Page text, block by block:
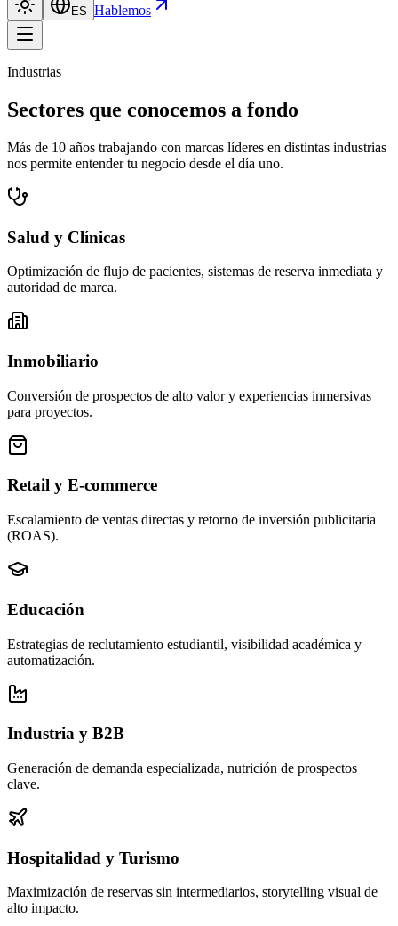
ES Hablemos
Industrias
Sectores que conocemos a fondo
Más de 10 años trabajando con marcas líderes en distintas industrias
nos permite entender tu negocio desde el día uno.
Salud y Clínicas
Optimización de flujo de pacientes, sistemas de reserva inmediata y
autoridad de marca.
Inmobiliario
Conversión de prospectos de alto valor y experiencias inmersivas
para proyectos.
Retail y E-commerce
Escalamiento de ventas directas y retorno de inversión publicitaria
(ROAS).
Educación
Estrategias de reclutamiento estudiantil, visibilidad académica y
automatización.
Industria y B2B
Generación de demanda especializada, nutrición de prospectos
clave.
Hospitalidad y Turismo
Maximización de reservas sin intermediarios, storytelling visual de
alto impacto.